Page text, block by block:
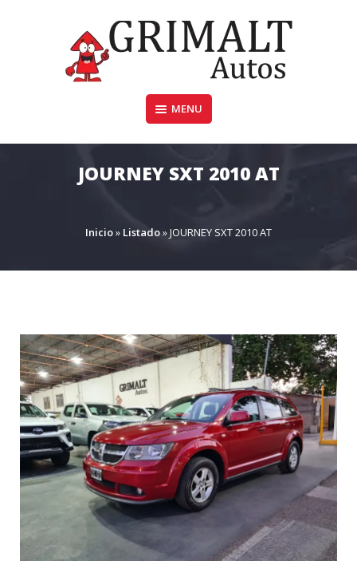
GRIMALTAUTOS.COM.AR
MENU
JOURNEY SXT 2010 AT
Inicio» Listado»JOURNEY SXT 2010 AT